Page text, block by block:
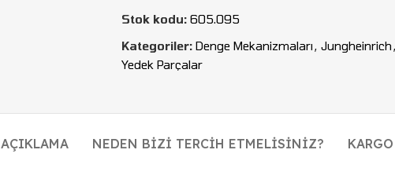
Stok kodu: 605.095
Kategoriler: Denge Mekanizmaları, Jungheinrich,
Yedek Parçalar
AÇIKLAMA NEDEN BIZI TERCIH ETMELISINIZ?